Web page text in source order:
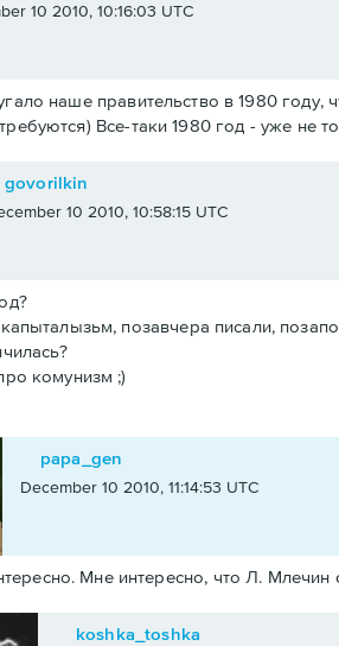
10 2010, 10:16:03 UTC
наше правительство в 1980
Все-таки 1980 год - уже
govorilkin
10 2010, 10:58:15 UTC
позавчера писали,
комунизм ;)
papa_gen
December 10 2010, 11:14:53 UTC
Мне интересно, что Л. Млечин
koshka_toshka